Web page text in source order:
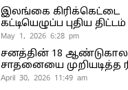
இலங்கை கிரிக்கெட்டை
கட்டியெழுப்ப புதிய திட்டம்
May 1, 2026 6:28 pm
சனத்தின் 18 ஆண்டுகால
சாதனையை முறியடித்த
April 30, 2026 11:49 am